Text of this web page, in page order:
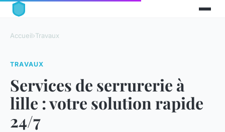
Accueil›Travaux
TRAVAUX
Services de serrurerie à
lille : votre solution rapide
24/7